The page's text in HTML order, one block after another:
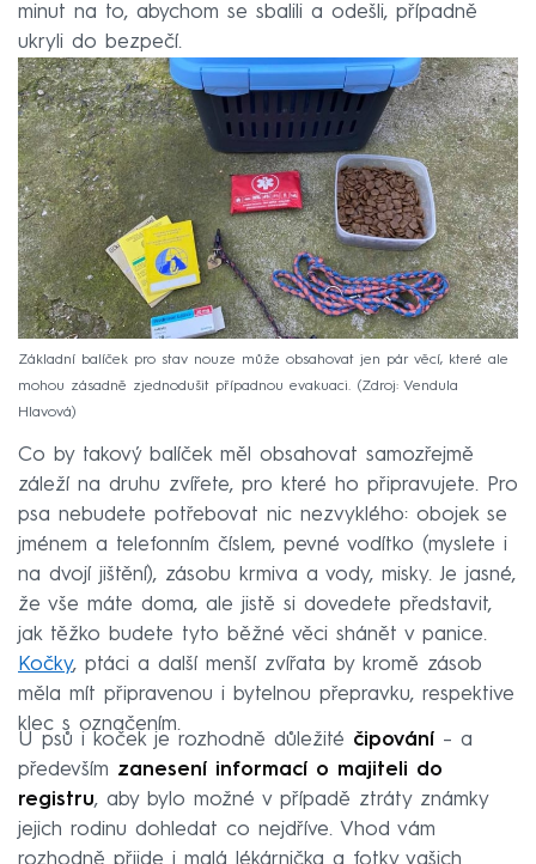
minut na to, abychom se sbalili a odešli, případně
ukryli do bezpečí.
Základní balíček pro stav nouze může obsahovat jen pár věcí, které ale
mohou zásadně zjednodušit případnou evakuaci.
Zdroj: Vendula
Hlavová
Co by takový balíček měl obsahovat samozřejmě
záleží na druhu zvířete, pro které ho připravujete. Pro
psa nebudete potřebovat nic nezvyklého: obojek se
jménem a telefonním číslem, pevné vodítko (myslete i
na dvojí jištění), zásobu krmiva a vody, misky. Je jasné,
že vše máte doma, ale jistě si dovedete představit,
jak těžko budete tyto běžné věci shánět v panice.
Kočky, ptáci a další menší zvířata by kromě zásob
měla mít připravenou i bytelnou přepravku, respektive
klec s označením.
U psů i koček je rozhodně důležité čipování – a
především zanesení informací o majiteli do
registru, aby bylo možné v případě ztráty známky
jejich rodinu dohledat co nejdříve. Vhod vám
rozhodně přijde i malá lékárnička a fotky vašich